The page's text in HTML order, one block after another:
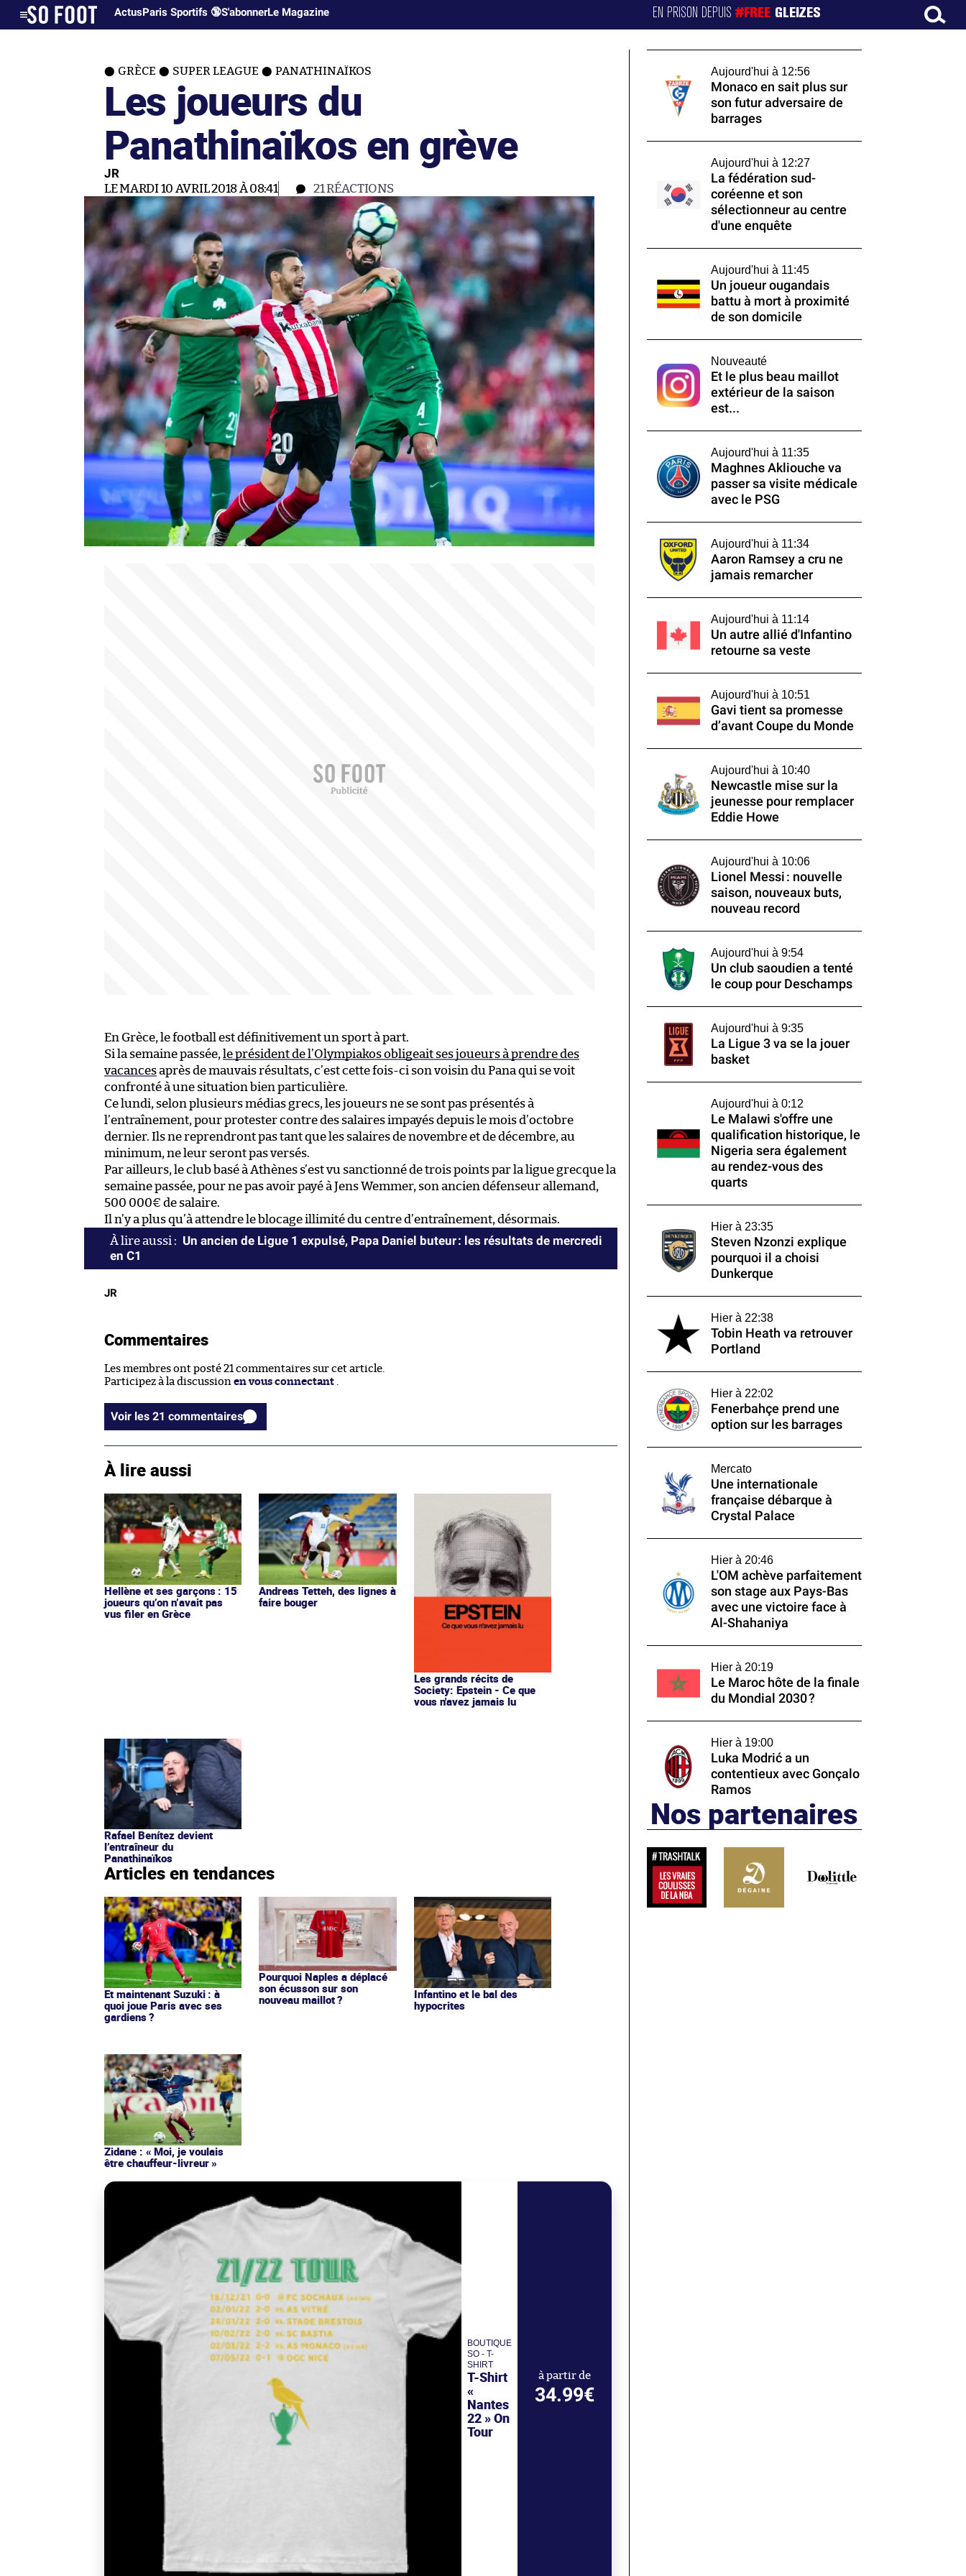
ActusParis Sportifs 🔞S'abonnerLe Magazine EN PRISON DEPUIS#FREE GLEIZES
GRÈCE SUPER LEAGUE PANATHINAÏKOS
Les joueurs du
Panathinaïkos en grève
JR
LE MARDI 10 AVRIL 2018 À 08:41 21RÉACTIONS
En Grèce, le football est définitivement un sport à part.
Si la semaine passée, le président de l’Olympiakos obligeait ses joueurs à prendre des
vacancesaprès de mauvais résultats, c’est cette fois-ci son voisin du Pana qui se voit
confronté à une situation bien particulière.
Ce lundi, selon plusieurs médias grecs, les joueurs ne se sont pas présentés à
l’entraînement, pour protester contre des salaires impayés depuis le mois d’octobre
dernier. Ils ne reprendront pas tant que les salaires de novembre et de décembre, au
minimum, ne leur seront pas versés.
Par ailleurs, le club basé à Athènes s’est vu sanctionné de trois points par la ligue grecque la
semaine passée, pour ne pas avoir payé à Jens Wemmer, son ancien défenseur allemand,
500 000€ de salaire.
Il n’y a plus qu’à attendre le blocage illimité du centre d’entraînement, désormais.
Un ancien de Ligue 1 expulsé, Papa Daniel buteur : les résultats de mercredi
en C1
JR
Commentaires
Les membres ont posté 21 commentaires sur cet article.
Participez à la discussion en vous connectant .
Voir les 21 commentaires
À lire aussi
Hellène et ses garçons : 15
joueurs qu’on n’avait pas
vus filer en Grèce
Andreas Tetteh, des lignes à
faire bouger
Les grands récits de
Society: Epstein - Ce que
vous n'avez jamais lu
Rafael Benítez devient
l’entraîneur du
Panathinaïkos
Articles en tendances
Et maintenant Suzuki : à
quoi joue Paris avec ses
gardiens ?
Pourquoi Naples a déplacé
son écusson sur son
nouveau maillot ?
Infantino et le bal des
hypocrites
Zidane : « Moi, je voulais
être chauffeur-livreur »
BOUTIQUE
SO - T-
SHIRT
T-Shirt
«
Nantes
22 » On
Tour
à partir de
34.99€
Aujourd'hui à 12:56
Monaco en sait plus sur
son futur adversaire de
barrages
Aujourd'hui à 12:27
La fédération sud-
coréenne et son
sélectionneur au centre
d'une enquête
Aujourd'hui à 11:45
Un joueur ougandais
battu à mort à proximité
de son domicile
Nouveauté
Et le plus beau maillot
extérieur de la saison
est...
Aujourd'hui à 11:35
Maghnes Akliouche va
passer sa visite médicale
avec le PSG
Aujourd'hui à 11:34
Aaron Ramsey a cru ne
jamais remarcher
Aujourd'hui à 11:14
Un autre allié d'Infantino
retourne sa veste
Aujourd'hui à 10:51
Gavi tient sa promesse
d’avant Coupe du Monde
Aujourd'hui à 10:40
Newcastle mise sur la
jeunesse pour remplacer
Eddie Howe
Aujourd'hui à 10:06
Lionel Messi : nouvelle
saison, nouveaux buts,
nouveau record
Aujourd'hui à 9:54
Un club saoudien a tenté
le coup pour Deschamps
Aujourd'hui à 9:35
La Ligue 3 va se la jouer
basket
Aujourd'hui à 0:12
Le Malawi s'offre une
qualification historique, le
Nigeria sera également
au rendez-vous des
quarts
Hier à 23:35
Steven Nzonzi explique
pourquoi il a choisi
Dunkerque
Hier à 22:38
Tobin Heath va retrouver
Portland
Hier à 22:02
Fenerbahçe prend une
option sur les barrages
Mercato
Une internationale
française débarque à
Crystal Palace
Hier à 20:46
L'OM achève parfaitement
son stage aux Pays-Bas
avec une victoire face à
Al-Shahaniya
Hier à 20:19
Le Maroc hôte de la finale
du Mondial 2030 ?
Hier à 19:00
Luka Modrić a un
contentieux avec Gonçalo
Ramos
Nos partenaires